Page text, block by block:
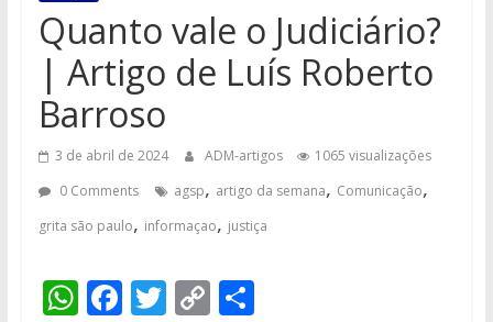
Quanto vale o Judiciário?
| Artigo de Luís Roberto
Barroso
3 de abril de 2024 ADM-artigos
1065 visualizações
0 Comments
agsp, artigo da semana, Comunicação,
grita são paulo, informaçao, justiça
W F T C S